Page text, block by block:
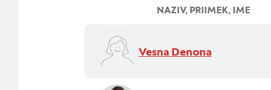
NAZIV, PRIIMEK, IME
Vesna Denona